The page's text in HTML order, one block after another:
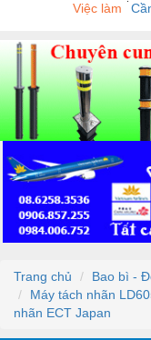
Việc làm
Trang chủ
Bao bì -
Máy tách nhãn
nhãn ECT Japan